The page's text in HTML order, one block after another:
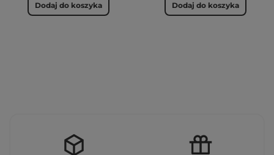
Dodaj do koszyka Dodaj do koszyka